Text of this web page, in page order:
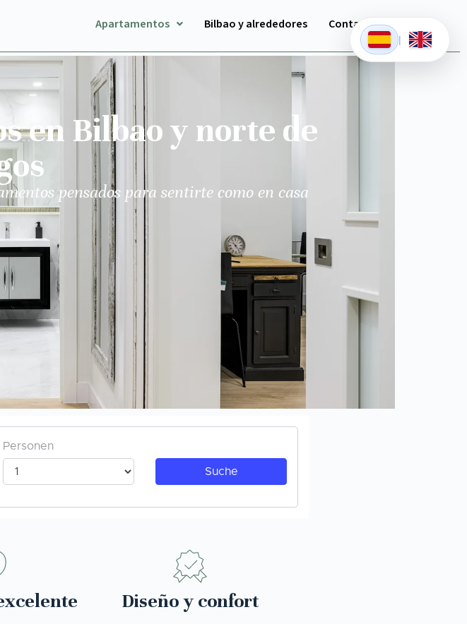
Apartamentos Bilbao y alrededores Contacto
en Bilbao y norte de
pensados para sentirte como en casa
Diseño y confort
|